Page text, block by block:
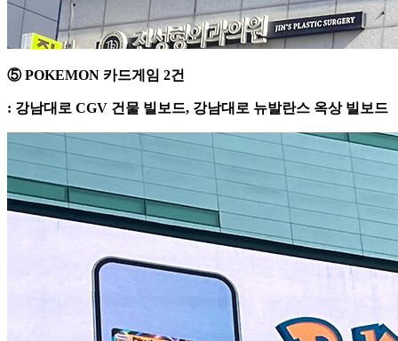
⑤ POKEMON 카드게임 2건
: 강남대로 CGV 건물 빌보드, 강남대로 뉴발란스 옥상 빌보드